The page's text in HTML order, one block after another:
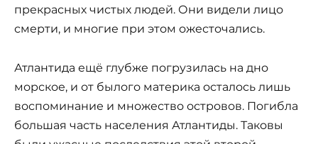
прекрасных чистых людей. Они видели лицо
смерти, и многие при этом ожесточались.
Атлантида ещё глубже погрузилась на дно
морское, и от былого материка осталось лишь
воспоминание и множество островов. Погибла
большая часть населения Атлантиды. Таковы